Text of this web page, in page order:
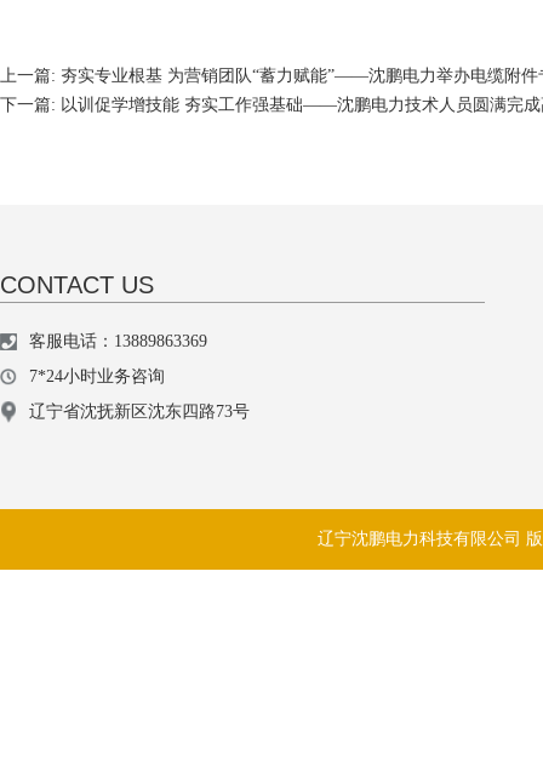
上一篇: 夯实专业根基 为营销团队“蓄力赋能”——沈鹏电力举办电缆附件
下一篇: 以训促学增技能 夯实工作强基础——沈鹏电力技术人员圆满完
CONTACT US
客服电话：13889863369
7*24小时业务咨询
辽宁省沈抚新区沈东四路73号
辽宁沈鹏电力科技有限公司